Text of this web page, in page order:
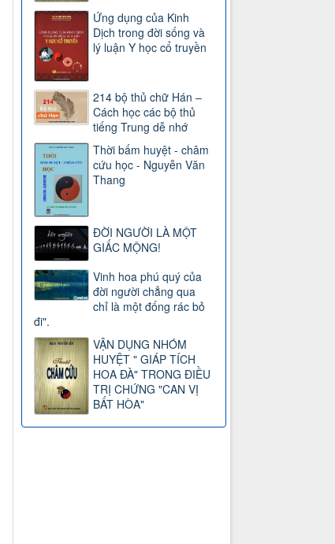
Ứng dụng của Kinh
Dịch trong đời sống và
lý luận Y học cổ truyền
214 bộ thủ chữ Hán –
Cách học các bộ thủ
tiếng Trung dễ nhớ
Thời bấm huyệt - châm
cứu học - Nguyễn Văn
Thang
ĐỜI NGƯỜI LÀ MỘT
GIẤC MỘNG!
Vinh hoa phú quý của
đời người chẳng qua
chỉ là một đống rác bỏ
đi".
VẬN DỤNG NHÓM
HUYỆT " GIÁP TÍCH
HOA ĐÀ" TRONG ĐIỀU
TRỊ CHỨNG "CAN VỊ
BẤT HÒA"